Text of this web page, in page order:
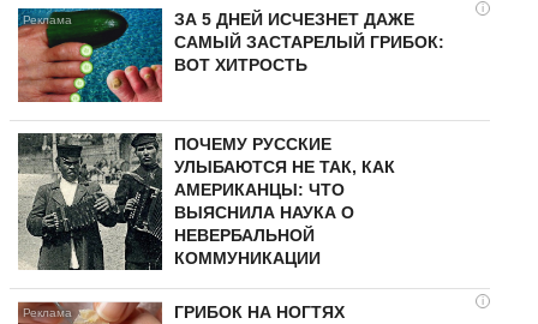
i
ЗА 5 ДНЕЙ ИСЧЕЗНЕТ ДАЖЕ
САМЫЙ ЗАСТАРЕЛЫЙ ГРИБОК:
ВОТ ХИТРОСТЬ
ПОЧЕМУ РУССКИЕ
УЛЫБАЮТСЯ НЕ ТАК, КАК
АМЕРИКАНЦЫ: ЧТО
ВЫЯСНИЛА НАУКА О
НЕВЕРБАЛЬНОЙ
КОММУНИКАЦИИ
i
ГРИБОК НА НОГТЯХ